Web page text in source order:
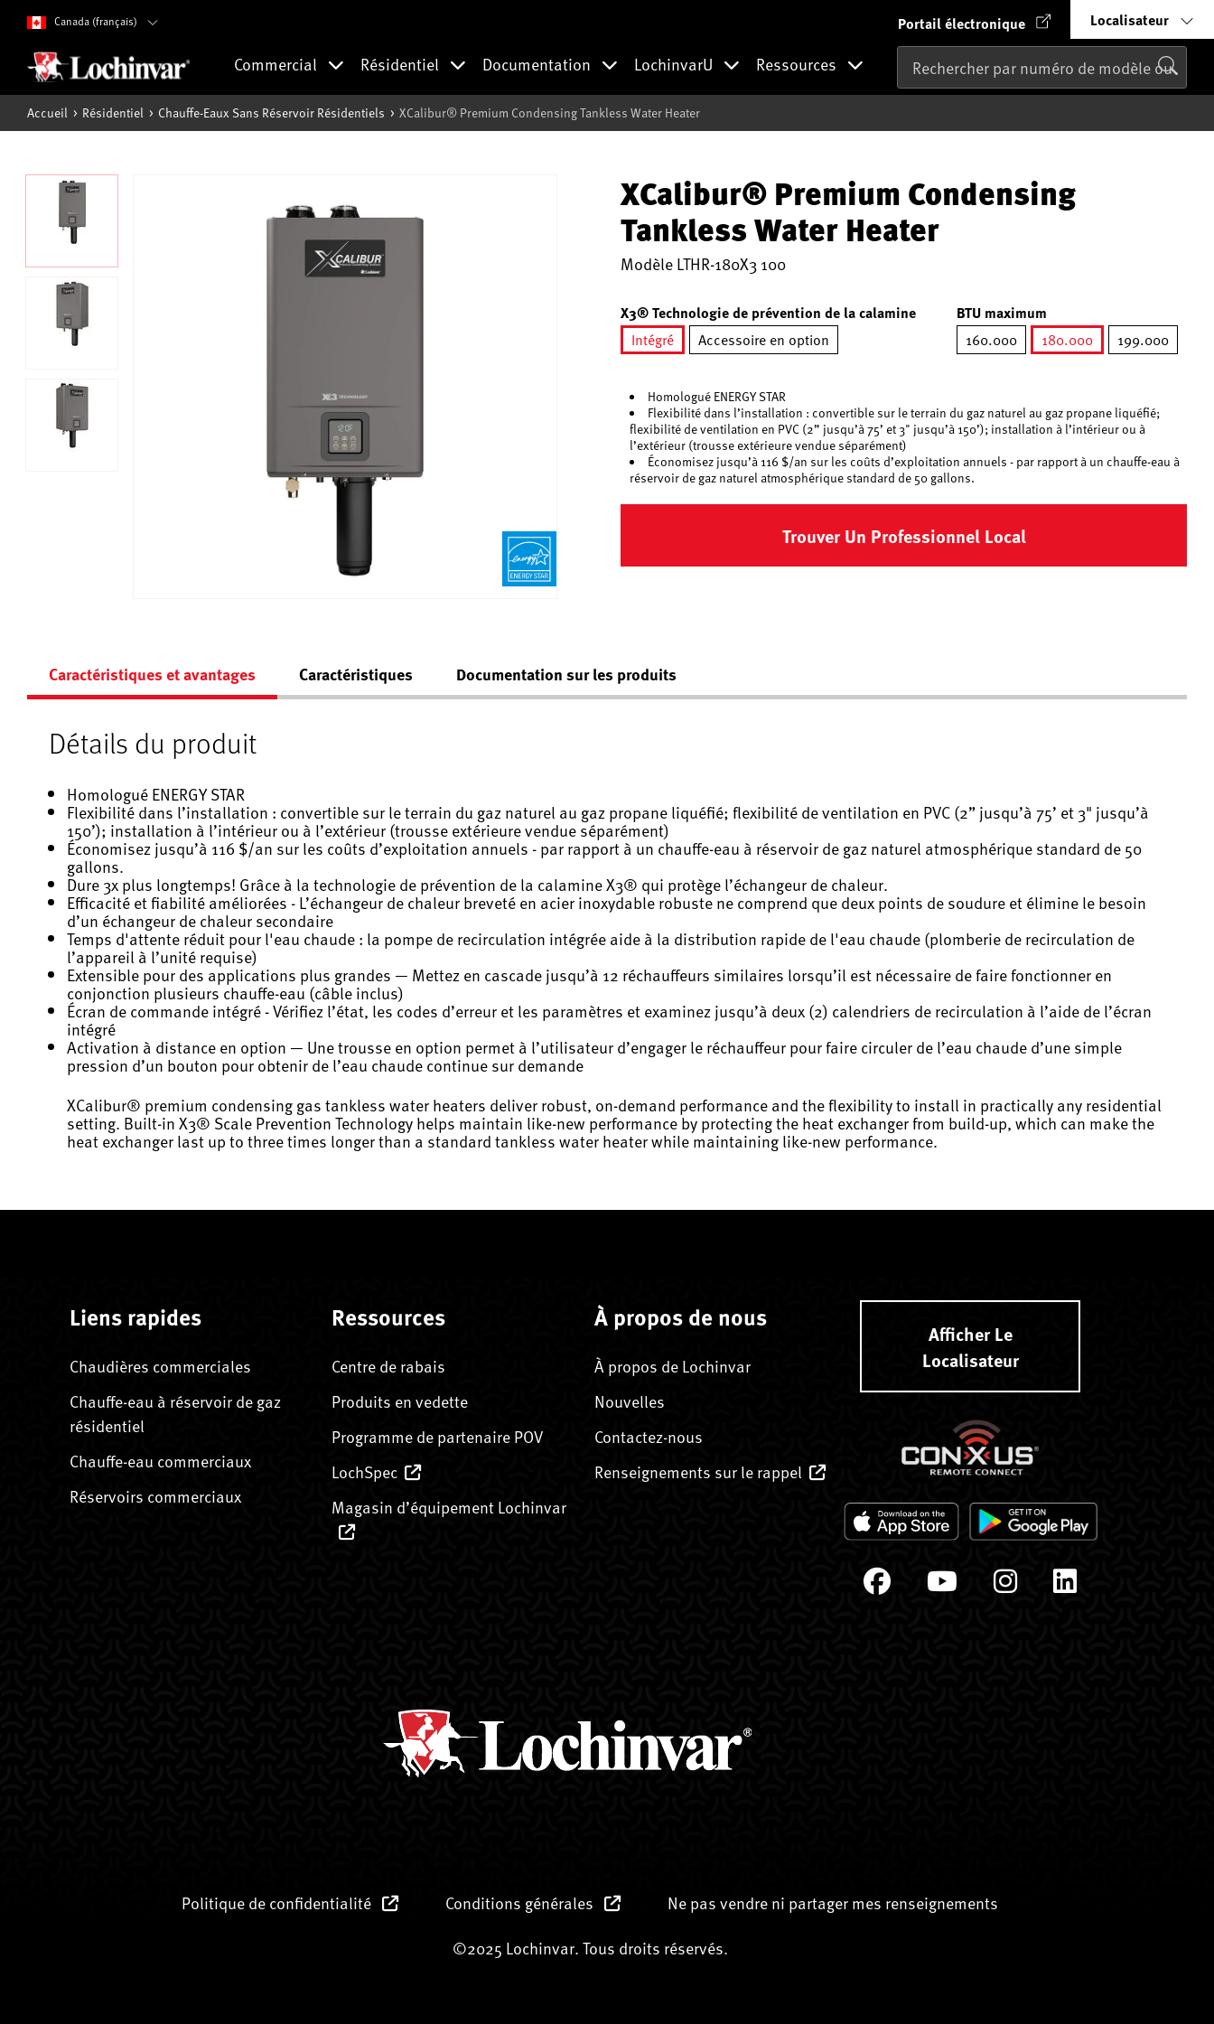
Canada (français) Portail électronique Localisateur
Commercial Résidentiel Documentation LochinvarU Ressources
Accueil Résidentiel Chauffe-Eaux Sans Réservoir Résidentiels XCalibur® Premium Condensing Tankless Water Heater
XCalibur® Premium Condensing
Tankless Water Heater
ModèleLTHR-180X3 100
X3® Technologie de prévention de la calamine
Intégré
Accessoire en option
BTU maximum
160.000
180.000
199.000
Homologué ENERGY STAR
Flexibilité dans l’installation : convertible sur le terrain du gaz naturel au gaz propane liquéfié;
flexibilité de ventilation en PVC (2” jusqu’à 75’ et 3" jusqu’à 150’); installation à l’intérieur ou à
l’extérieur (trousse extérieure vendue séparément)
Économisez jusqu’à 116 $/an sur les coûts d’exploitation annuels - par rapport à un chauffe-eau à
réservoir de gaz naturel atmosphérique standard de 50 gallons.
Trouver Un Professionnel Local
Caractéristiques et avantages Caractéristiques Documentation sur les produits
Détails du produit
Homologué ENERGY STAR
Flexibilité dans l’installation : convertible sur le terrain du gaz naturel au gaz propane liquéfié; flexibilité de ventilation en PVC (2” jusqu’à 75’ et 3" jusqu’à
150’); installation à l’intérieur ou à l’extérieur (trousse extérieure vendue séparément)
Économisez jusqu’à 116 $/an sur les coûts d’exploitation annuels - par rapport à un chauffe-eau à réservoir de gaz naturel atmosphérique standard de 50
gallons.
Dure 3x plus longtemps! Grâce à la technologie de prévention de la calamine X3® qui protège l’échangeur de chaleur.
Efficacité et fiabilité améliorées - L’échangeur de chaleur breveté en acier inoxydable robuste ne comprend que deux points de soudure et élimine le besoin
d’un échangeur de chaleur secondaire
Temps d'attente réduit pour l'eau chaude : la pompe de recirculation intégrée aide à la distribution rapide de l'eau chaude (plomberie de recirculation de
l’appareil à l’unité requise)
Extensible pour des applications plus grandes — Mettez en cascade jusqu’à 12 réchauffeurs similaires lorsqu’il est nécessaire de faire fonctionner en
conjonction plusieurs chauffe-eau (câble inclus)
Écran de commande intégré - Vérifiez l’état, les codes d’erreur et les paramètres et examinez jusqu’à deux (2) calendriers de recirculation à l’aide de l’écran
intégré
Activation à distance en option — Une trousse en option permet à l’utilisateur d’engager le réchauffeur pour faire circuler de l’eau chaude d’une simple
pression d’un bouton pour obtenir de l’eau chaude continue sur demande
XCalibur® premium condensing gas tankless water heaters deliver robust, on-demand performance and the flexibility to install in practically any residential
setting. Built-in X3® Scale Prevention Technology helps maintain like-new performance by protecting the heat exchanger from build-up, which can make the
heat exchanger last up to three times longer than a standard tankless water heater while maintaining like-new performance.
Liens rapides
Chaudières commerciales
Chauffe-eau à réservoir de gaz
résidentiel
Chauffe-eau commerciaux
Réservoirs commerciaux
Ressources
Centre de rabais
Produits en vedette
Programme de partenaire POV
LochSpec
Magasin d’équipement Lochinvar
À propos de nous
À propos de Lochinvar
Nouvelles
Contactez-nous
Renseignements sur le rappel
Afficher Le
Localisateur
Politique de confidentialité Conditions générales
Ne pas vendre ni partager mes renseignements
©2025 Lochinvar. Tous droits réservés.